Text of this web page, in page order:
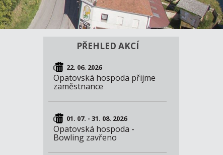
PŘEHLED AKCÍ
22. 06. 2026
Opatovská hospoda přijme
zaměstnance
01. 07. - 31. 08. 2026
Opatovská hospoda -
Bowling zavřeno